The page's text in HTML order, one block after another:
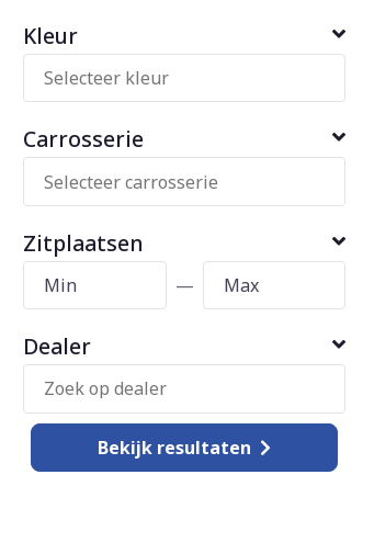
Kleur
Carrosserie
Zitplaatsen
—
Dealer
Bekijk resultaten